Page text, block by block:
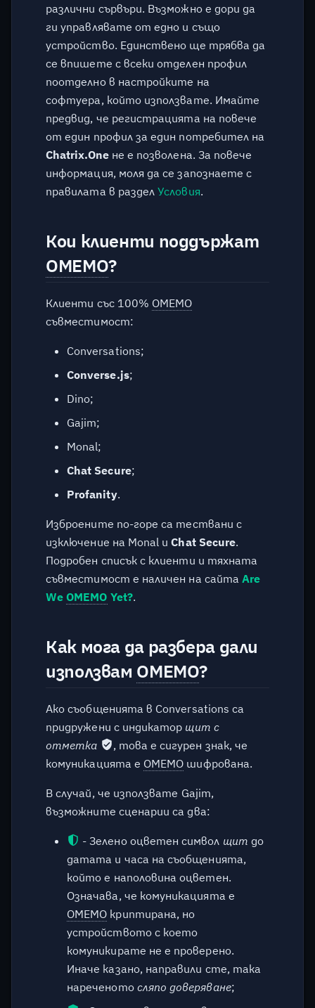
различни сървъри. Възможно е дори да
ги управлявате от едно и също
устройство. Единствено ще трябва да
се впишете с всеки отделен профил
поотделно в настройките на
софтуера, който използвате. Имайте
предвид, че регистрацията на повече
от един профил за един потребител на
Chatrix.Oneне е позволена. За повече
информация, моля да се запознаете с
правилата в разделУсловия.
Кои клиенти поддържат
OMEMO?
Клиенти със 100% OMEMO
съвместимост:
Conversations;
Converse.js;
Dino;
Gajim;
Monal;
Chat Secure;
Profanity.
Изброените по-горе са тествани с
изключение на Monal иChat Secure.
Подробен списък с клиенти и тяхната
съвместимост е наличен на сайтаAre
WeOMEMO Yet?.
Как мога да разбера дали
използвам OMEMO?
Ако съобщенията в Conversations са
придружени с индикатор щит с
отметка
, това е сигурен знак, че
комуникацията е OMEMO шифрована.
В случай, че използвате Gajim,
възможните сценарии са два:
- Зелено оцветен символ щит до
датата и часа на съобщенията,
който е наполовина оцветен.
Означава, че комуникацията е
OMEMO криптирана, но
устройството с което
комуникирате не е проверено.
Иначе казано, направили сте, така
нареченото сляпо доверяване;